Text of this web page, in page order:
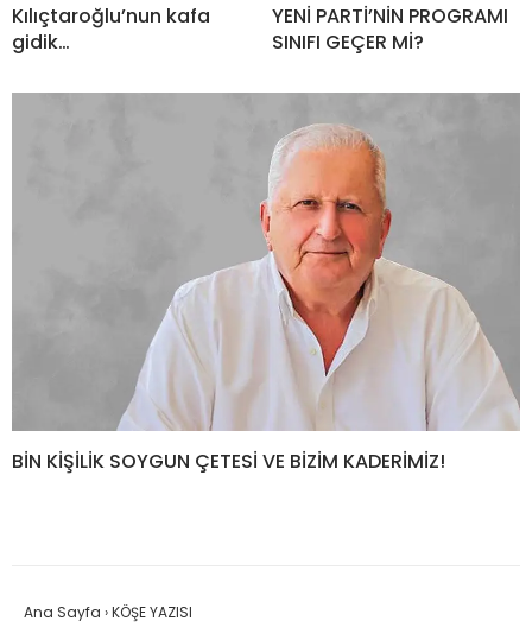
Kılıçtaroğlu’nun kafa
gidik…
YENİ PARTİ’NİN PROGRAMI
SINIFI GEÇER Mİ?
BİN KİŞİLİK SOYGUN ÇETESİ VE BİZİM KADERİMİZ!
Ana Sayfa ›KÖŞE YAZISI